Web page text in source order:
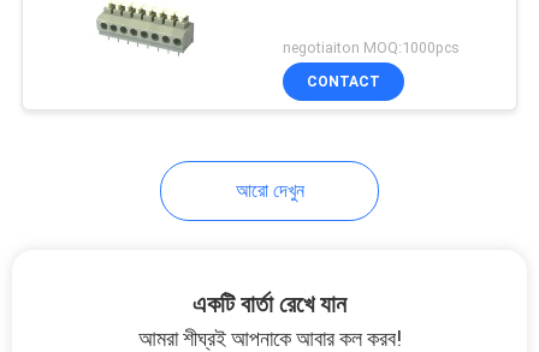
negotiaiton MOQ:1000pcs
CONTACT
আরো দেখুন
একটি বার্তা রেখে যান
আমরা শীঘ্রই আপনাকে আবার কল করব!